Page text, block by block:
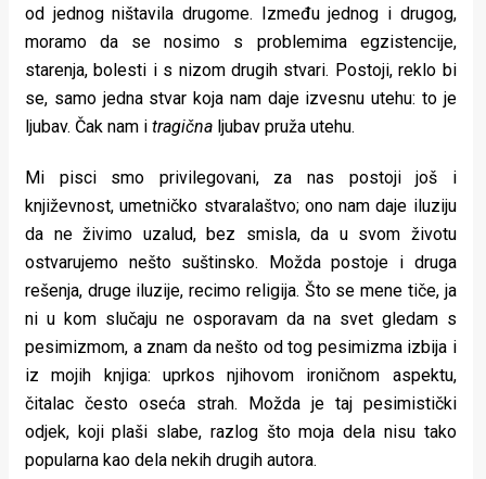
od jednog ništavila drugome. Između jednog i drugog,
moramo da se nosimo s problemima egzistencije,
starenja, bolesti i s nizom drugih stvari. Postoji, reklo bi
se, samo jedna stvar koja nam daje izvesnu utehu: to je
ljubav. Čak nam i tragična ljubav pruža utehu.
Mi pisci smo privilegovani, za nas postoji još i
književnost, umetničko stvaralaštvo; ono nam daje iluziju
da ne živimo uzalud, bez smisla, da u svom životu
ostvarujemo nešto suštinsko. Možda postoje i druga
rešenja, druge iluzije, recimo religija. Što se mene tiče, ja
ni u kom slučaju ne osporavam da na svet gledam s
pesimizmom, a znam da nešto od tog pesimizma izbija i
iz mojih knjiga: uprkos njihovom ironičnom aspektu,
čitalac često oseća strah. Možda je taj pesimistički
odjek, koji plaši slabe, razlog što moja dela nisu tako
popularna kao dela nekih drugih autora.